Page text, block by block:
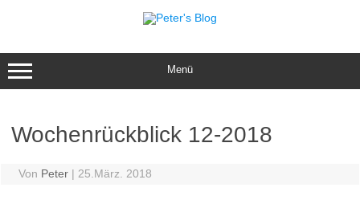
Menü
Wochenrückblick 12-2018
Von Peter | 25.März. 2018